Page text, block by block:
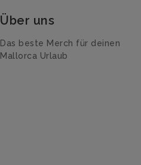
Über uns
Das beste Merch für deinen
Mallorca Urlaub